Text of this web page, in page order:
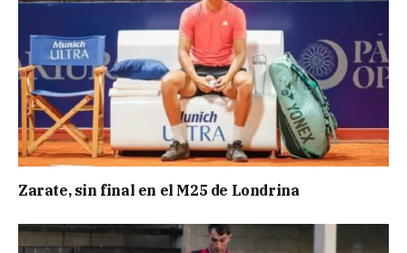
Zarate, sin final en el M25 de Londrina